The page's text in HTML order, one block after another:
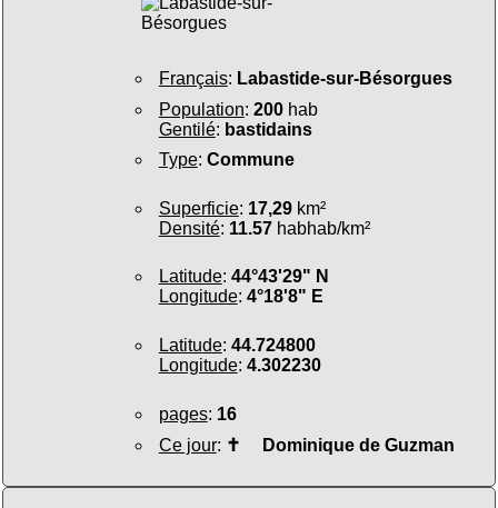
Français: Labastide-sur-Bésorgues
Population: 200hab
Gentilé: bastidains
Type: Commune
Superficie: 17,29km²
Densité: 11.57habhab/km²
Latitude: 44°43'29" N
Longitude: 4°18'8" E
Latitude: 44.724800
Longitude: 4.302230
pages: 16
Ce jour: ✝ Dominique de Guzman